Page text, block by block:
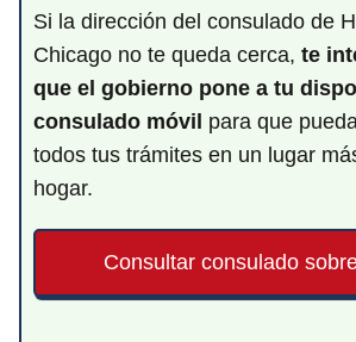
Si la dirección del consulado de
Chicago no te queda cerca, te
que el gobierno pone a tu
consulado móvil para que
todos tus trámites en un lugar
hogar.
Consultar consulado